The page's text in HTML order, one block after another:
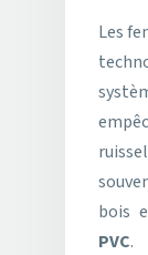
Les
bois
PVC.